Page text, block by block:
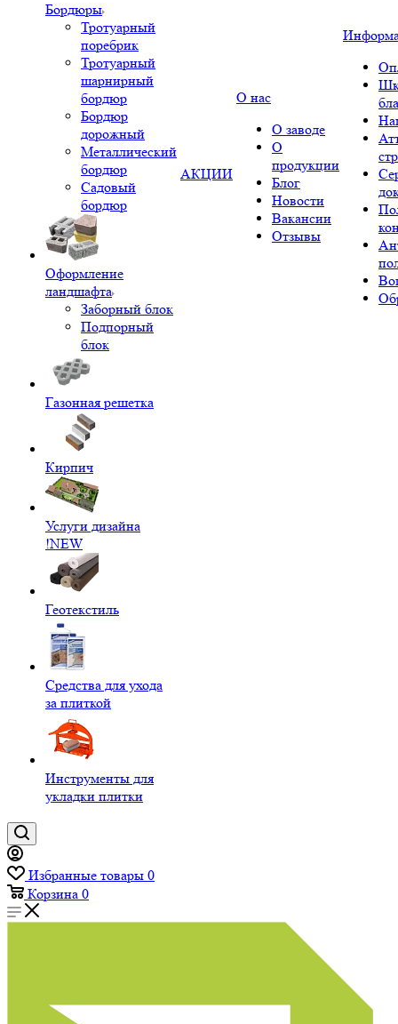
Бордюры
Тротуарный
поребрик
Тротуарный
шарнирный
бордюр
Бордюр
дорожный
Металлический
бордюр
Садовый
бордюр
Оформление
ландшафта
Заборный блок
Подпорный
блок
Газонная решетка
Кирпич
Услуги дизайна
!NEW
Геотекстиль
Средства для ухода
за плиткой
Инструменты для
укладки плитки
АКЦИИ
О нас
О заводе
О
продукции
Блог
Новости
Вакансии
Отзывы
Избранные товары 0
Корзина 0